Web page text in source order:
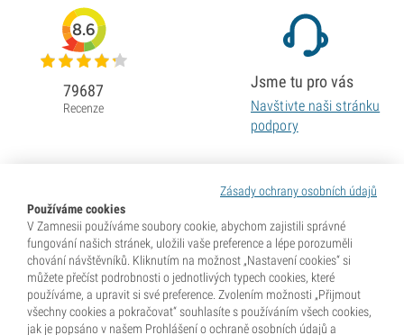
Zásady ochrany osobních údajů
Používáme cookies
V Zamnesii používáme soubory cookie, abychom zajistili správné
fungování našich stránek, uložili vaše preference a lépe porozuměli
chování návštěvníků. Kliknutím na možnost „Nastavení cookies“ si
můžete přečíst podrobnosti o jednotlivých typech cookies, které
používáme, a upravit si své preference. Zvolením možnosti „Přijmout
všechny cookies a pokračovat“ souhlasíte s používáním všech cookies,
jak je popsáno v našem Prohlášení o ochraně osobních údajů a
8.6
79687
Recenze
Jsme tu pro vás
Navštivte naši stránku
podpory